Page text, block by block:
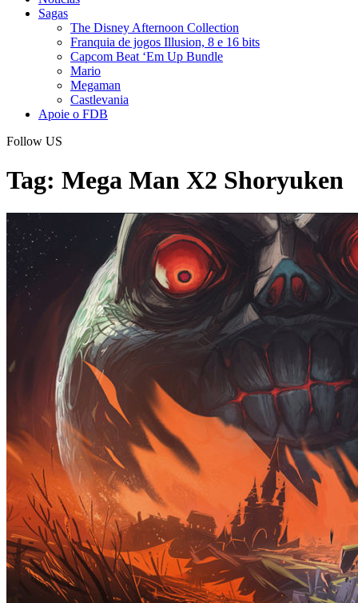
Sagas
The Disney Afternoon Collection
Franquia de jogos Illusion, 8 e 16 bits
Capcom Beat ‘Em Up Bundle
Mario
Megaman
Castlevania
Apoie o FDB
Follow US
Tag: Mega Man X2 Shoryuken